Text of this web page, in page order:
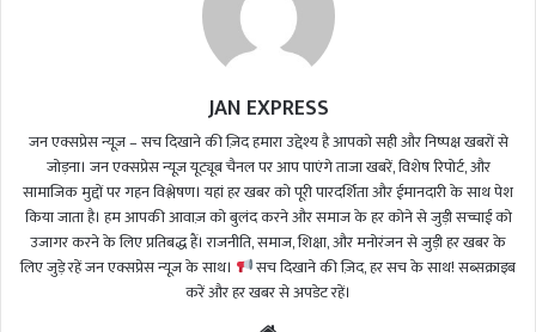
JAN EXPRESS
जन एक्सप्रेस न्यूज़ – सच दिखाने की ज़िद हमारा उद्देश्य है आपको सही और निष्पक्ष खबरों से
जोड़ना। जन एक्सप्रेस न्यूज़ यूट्यूब चैनल पर आप पाएंगे ताजा खबरें, विशेष रिपोर्ट, और
सामाजिक मुद्दों पर गहन विश्लेषण। यहां हर खबर को पूरी पारदर्शिता और ईमानदारी के साथ पेश
किया जाता है। हम आपकी आवाज़ को बुलंद करने और समाज के हर कोने से जुड़ी सच्चाई को
उजागर करने के लिए प्रतिबद्ध हैं। राजनीति, समाज, शिक्षा, और मनोरंजन से जुड़ी हर खबर के
लिए जुड़े रहें जन एक्सप्रेस न्यूज़ के साथ।
सच दिखाने की ज़िद, हर सच के साथ! सब्सक्राइब
करें और हर खबर से अपडेट रहें।